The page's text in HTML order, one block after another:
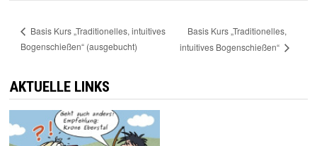
Basis Kurs „Traditionelles, intuitives
Bogenschießen“ (ausgebucht)
Basis Kurs „Traditionelles,
intuitives Bogenschießen“
AKTUELLE LINKS